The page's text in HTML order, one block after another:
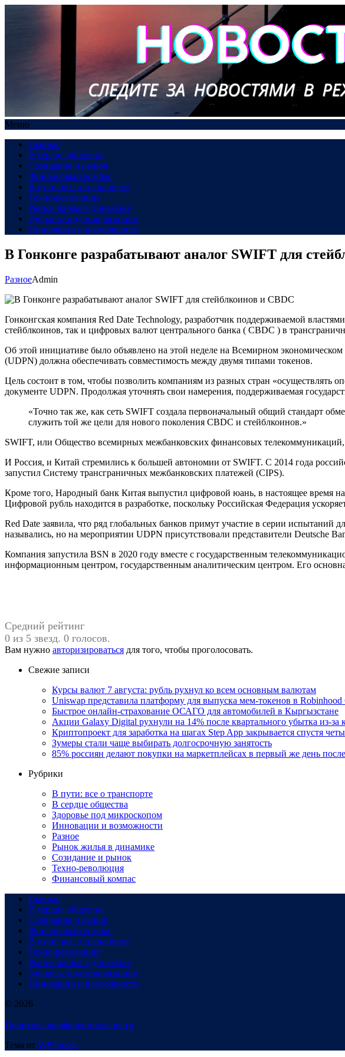
Меню
Главная
В сердце общества
Созидание и рынок
Финансовый компас
В пути: все о транспорте
Техно-революция
Рынок жилья в динамике
Здоровье под микроскопом
Инновации и возможности
В Гонконге разрабатывают аналог SWIFT для
РазноеAdmin
Гонконгская компания Red Date Technology, разработчик поддерживаемой
стейблкоинов, так и цифровых валют центрального банка ( CBDC ) в
Об этой инициативе было объявлено на этой неделе на Всемирном
(UDPN) должна обеспечивать совместимость между двумя типами токенов.
Цель состоит в том, чтобы позволить компаниям из разных стран
документе UDPN. Продолжая уточнять свои намерения, поддерживаемая
«Точно так же, как сеть SWIFT создала первоначальный общий стандарт
служить той же цели для нового поколения CBDC и стейблкоинов.»
SWIFT, или Общество всемирных межбанковских финансовых телекоммуникаций,
И Россия, и Китай стремились к большей автономии от SWIFT. С 2014 года
запустил Систему трансграничных межбанковских платежей (CIPS).
Кроме того, Народный банк Китая выпустил цифровой юань, в настоящее время
Цифровой рубль находится в разработке, поскольку Российская Федерация
Red Date заявила, что ряд глобальных банков примут участие в серии
назывались, но на мероприятии UDPN присутствовали представители Deutsche
Компания запустила BSN в 2020 году вместе с государственным
информационным центром, государственным аналитическим центром. Его
Средний рейтинг
0 из 5 звезд. 0 голосов.
Вам нужно авторизироваться для того, чтобы проголосовать.
Свежие записи
Курсы валют 7 августа: рубль рухнул ко всем основным валютам
Uniswap представила платформу для выпуска мем-токенов в Robinhood
Быстрое онлайн-страхование ОСАГО для автомобилей в Кыргызстане
Акции Galaxy Digital рухнули на 14% после квартального убытка из-за
Криптопроект для заработка на шагах Step App закрывается спустя
Зумеры стали чаще выбирать долгосрочную занятость
85% россиян делают покупки на маркетплейсах в первый же день
Рубрики
В пути: все о транспорте
В сердце общества
Здоровье под микроскопом
Инновации и возможности
Разное
Рынок жилья в динамике
Созидание и рынок
Техно-революция
Финансовый компас
Главная
В сердце общества
Созидание и рынок
Финансовый компас
В пути: все о транспорте
Техно-революция
Рынок жилья в динамике
Здоровье под микроскопом
Инновации и возможности
© 2026
Политика конфиденциальности
Тема от WP Puzzle